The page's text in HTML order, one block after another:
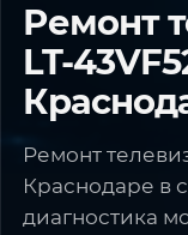
Ремонт
LT-
Ремонт
Краснодаре в
диагностика